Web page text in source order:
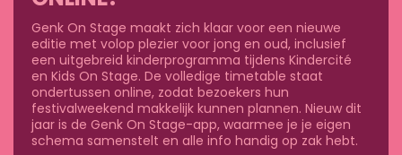
Genk On Stage maakt zich klaar voor een nieuwe
editie met volop plezier voor jong en oud, inclusief
een uitgebreid kinderprogramma tijdens Kindercité
en Kids On Stage. De volledige timetable staat
ondertussen online, zodat bezoekers hun
festivalweekend makkelijk kunnen plannen. Nieuw dit
jaar is de Genk On Stage-app, waarmee je je eigen
schema samenstelt en alle info handig op zak hebt.